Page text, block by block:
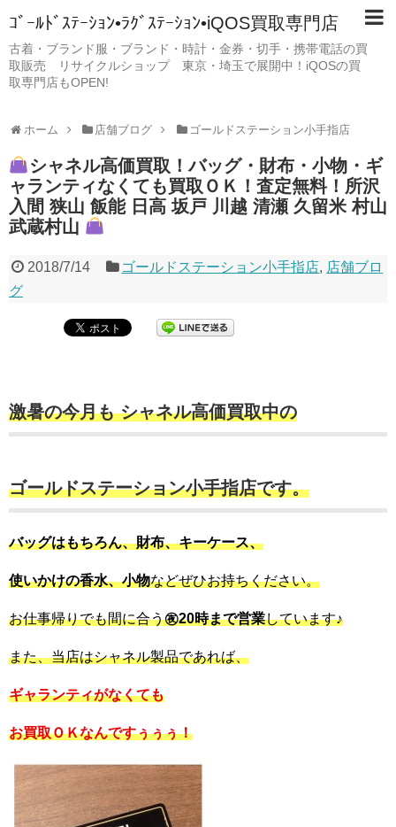
ｺﾞｰﾙﾄﾞｽﾃｰｼｮﾝ•ﾗｸﾞｽﾃｰｼｮﾝ•iQOS買取専門店
古着・ブランド服・ブランド・時計・金券・切手・携帯電話の買
取販売 リサイクルショップ 東京・埼玉で展開中！iQOSの買
取専門店もOPEN!
ホーム 店舗ブログ ゴールドステーション小手指店
シャネル高価買取！バッグ・財布・小物・ギ
ャランティなくても買取ＯＫ！査定無料！所沢
入間 狭山 飯能 日高 坂戸 川越 清瀬 久留米 村山
武蔵村山
2018/7/14 ゴールドステーション小手指店, 店舗ブロ
グ
激暑の今月も シャネル高価買取中の
ゴールドステーション小手指店です。
バッグはもちろん、財布、キーケース、
使いかけの香水、小物などぜひお持ちください。
お仕事帰りでも間に合う㊰20時まで営業しています♪
また、当店はシャネル製品であれば、
ギャランティがなくても
お買取ＯＫなんですぅぅぅ！